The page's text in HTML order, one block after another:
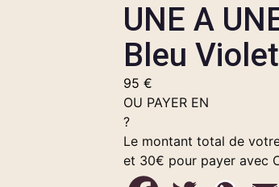
UNE A
Bleu Violet
95 €
OU PAYER EN
?
Le montant total de
et 30€ pour payer avec